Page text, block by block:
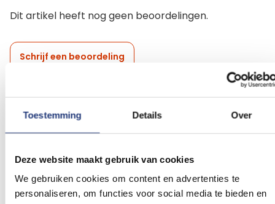
Toestemming Details Over
Deze website maakt gebruik van cookies
We gebruiken cookies om content en advertenties te
personaliseren, om functies voor social media te bieden en
Dit artikel heeft nog geen beoordelingen.
Schrijf een beoordeling
Gerelateerde producten
Voeg
aan
verlanglijst
aan